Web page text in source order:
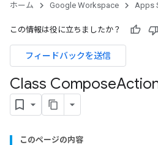
ホーム Google Workspace Apps
この情報は役に立ちましたか？
フィードバックを送信
Class Compose
このページの内容